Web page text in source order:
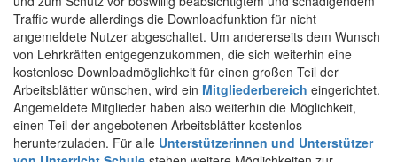
Traffic wurde allerdings die Downloadfunktion für nicht
angemeldete Nutzer abgeschaltet. Um andererseits dem Wunsch
von Lehrkräften entgegenzukommen, die sich weiterhin eine
kostenlose Downloadmöglichkeit für einen großen Teil der
Arbeitsblätter wünschen, wird ein Mitgliederbereich eingerichtet.
Angemeldete Mitglieder haben also weiterhin die Möglichkeit,
einen Teil der angebotenen Arbeitsblätter kostenlos
herunterzuladen. Für alle Unterstützerinnen und Unterstützer